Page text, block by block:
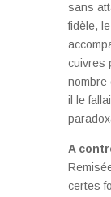
sans
fidèle,
cuivres
nombre
il le
A
certes